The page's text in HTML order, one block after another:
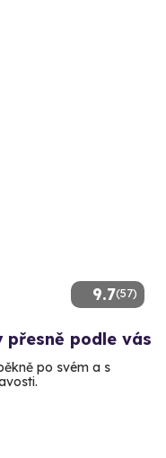
9.7(57)
podle vás
po svém a s